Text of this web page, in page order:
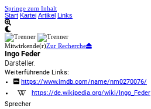
Springe zum Inhalt
Start Kartei Artikel Links
Mitwirkende(r)Zur Recherche
Ingo Feder
Darsteller.
Weiterführende Links:
https://www.imdb.com/name/nm0270076/
https://de.wikipedia.org/wiki/Ingo_Feder
Sprecher